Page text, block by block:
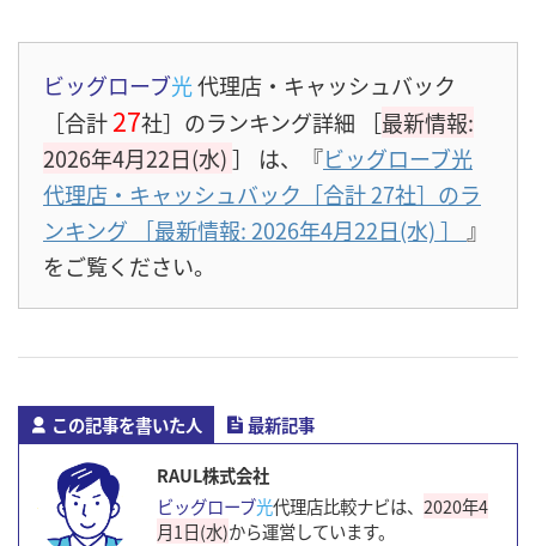
ビッグローブ光代理店・キャッシュバック
［合計27社］のランキング詳細 ［最新情報:
2026年4月22日(水)］ は、『ビッグローブ光
代理店・キャッシュバック［合計 27社］のラ
ンキング ［最新情報: 2026年4月22日(水)］ 』
をご覧ください。
この記事を書いた人
最新記事
RAUL株式会社
ビッグローブ光代理店比較ナビは、 2020年4
月1日(水)から運営しています。